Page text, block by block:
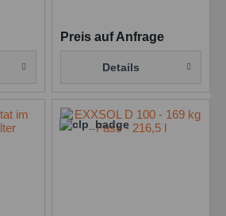
Preis auf Anfrage
Details